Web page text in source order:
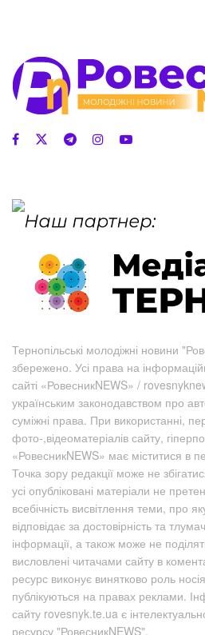
Тернопільські молодіжні новини
збережено. Усі права на
сайті «РовесникNEWS» /
українським законодавством про
суміжні права. При використанні,
фото-,відеоматеріалів сайту,
«РовесникNEWS» має міститися в
Точка зору редакції може не
усі опубліковані матеріали не
всебічність висвітлення теми, про
відповідає за достовірність та
інформації, а також може не
висловлені читачами сайту в
ресурс виконує винятково роль
публікуються на правах реклами.
сайту rovesnyk.te.ua є
ресурсу "РовесникNEWS".